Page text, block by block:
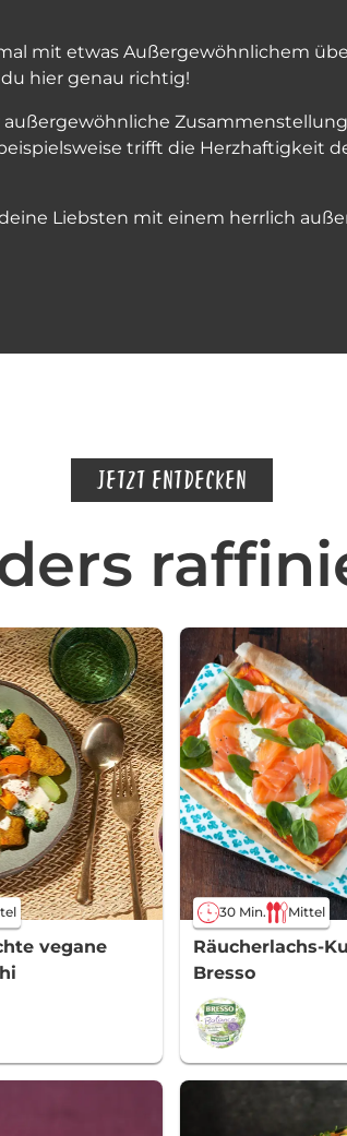
mit etwas Außergewöhnlichem
hier genau richtig!
trifft die Herzhaftigkeit
Liebsten mit einem herrlich
JETZT ENTDECKEN
vegane
30 Min. Mittel
Räucherlachs-
Bresso